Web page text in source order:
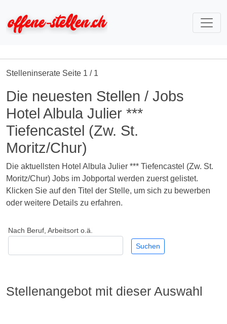
Stelleninserate Seite 1 / 1
Die neuesten Stellen / Jobs
Hotel Albula Julier ***
Tiefencastel (Zw. St.
Moritz/Chur)
Die aktuellsten Hotel Albula Julier *** Tiefencastel (Zw. St.
Moritz/Chur) Jobs im Jobportal werden zuerst gelistet.
Klicken Sie auf den Titel der Stelle, um sich zu bewerben
oder weitere Details zu erfahren.
Nach Beruf, Arbeitsort o.ä.
Stellenangebot mit dieser Auswahl